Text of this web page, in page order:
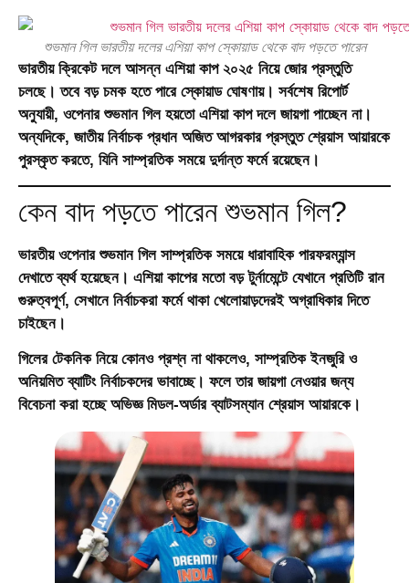
শুভমান গিল ভারতীয় দলের এশিয়া কাপ স্কোয়াড থেকে বাদ পড়তে পারেন
ভারতীয় ক্রিকেট দলে আসন্ন এশিয়া কাপ ২০২৫ নিয়ে জোর প্রস্তুতি
চলছে। তবে বড় চমক হতে পারে স্কোয়াড ঘোষণায়। সর্বশেষ রিপোর্ট
অনুযায়ী, ওপেনারশুভমান গিলহয়তো এশিয়া কাপ দলে জায়গা পাচ্ছেন না।
অন্যদিকে, জাতীয় নির্বাচক প্রধান অজিত আগরকারপ্রস্তুত শ্রেয়াস আয়ারকে
পুরস্কৃত করতে, যিনি সাম্প্রতিক সময়ে দুর্দান্ত ফর্মে রয়েছেন।
কেন বাদ পড়তে পারেন শুভমান গিল?
ভারতীয় ওপেনার শুভমান গিল সাম্প্রতিক সময়ে ধারাবাহিক পারফরম্যান্স
দেখাতে ব্যর্থ হয়েছেন। এশিয়া কাপের মতো বড় টুর্নামেন্টে যেখানে প্রতিটি রান
গুরুত্বপূর্ণ, সেখানে নির্বাচকরা ফর্মে থাকা খেলোয়াড়দেরই অগ্রাধিকার দিতে
চাইছেন।
গিলের টেকনিক নিয়ে কোনও প্রশ্ন না থাকলেও, সাম্প্রতিক ইনজুরি ও
অনিয়মিত ব্যাটিং নির্বাচকদের ভাবাচ্ছে। ফলে তার জায়গা নেওয়ার জন্য
বিবেচনা করা হচ্ছে অভিজ্ঞ মিডল-অর্ডার ব্যাটসম্যান শ্রেয়াস আয়ারকে।